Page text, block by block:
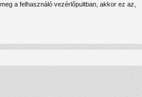
a felhasználó vezérlőpultban, akkor ez az,